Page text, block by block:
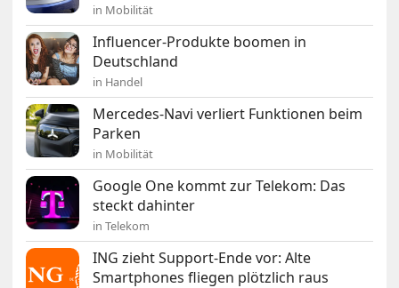
in Mobilität
Influencer-Produkte boomen in
Deutschland
in Handel
Mercedes-Navi verliert Funktionen beim
Parken
in Mobilität
Google One kommt zur Telekom: Das
steckt dahinter
in Telekom
ING zieht Support-Ende vor: Alte
Smartphones fliegen plötzlich raus